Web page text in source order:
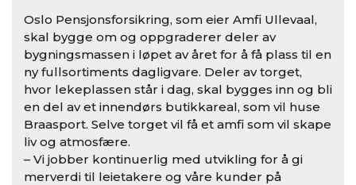
Oslo Pensjonsforsikring, som eier Amfi Ullevaal,
skal bygge om og oppgraderer deler av
bygningsmassen i løpet av året for å få plass til en
ny fullsortiments dagligvare. Deler av torget,
hvor lekeplassen står i dag, skal bygges inn og bli
en del av et innendørs butikkareal, som vil huse
Braasport. Selve torget vil få et amfi som vil skape
liv og atmosfære.
– Vi jobber kontinuerlig med utvikling for å gi
merverdi til leietakere og våre kunder på